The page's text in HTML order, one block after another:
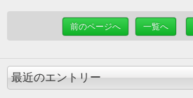
前のページへ 一覧へ
最近のエントリー